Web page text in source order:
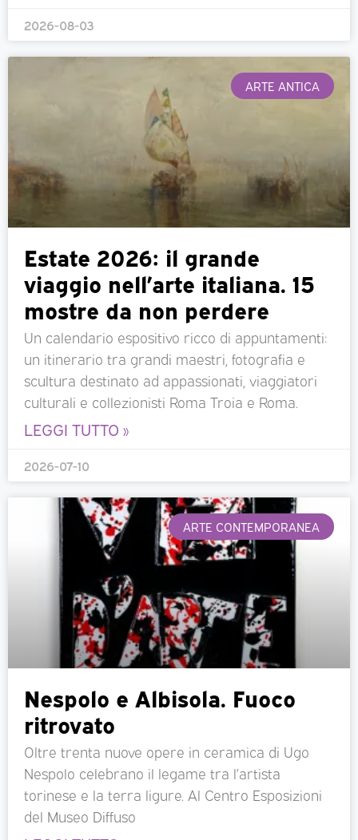
2026-08-03
ARTE ANTICA
Estate 2026: il grande
viaggio nell’arte italiana. 15
mostre da non perdere
Un calendario espositivo ricco di appuntamenti:
un itinerario tra grandi maestri, fotografia e
scultura destinato ad appassionati, viaggiatori
culturali e collezionisti Roma Troia e Roma.
LEGGI TUTTO »
2026-07-10
ARTE CONTEMPORANEA
Nespolo e Albisola. Fuoco
ritrovato
Oltre trenta nuove opere in ceramica di Ugo
Nespolo celebrano il legame tra l’artista
torinese e la terra ligure. Al Centro Esposizioni
del Museo Diffuso